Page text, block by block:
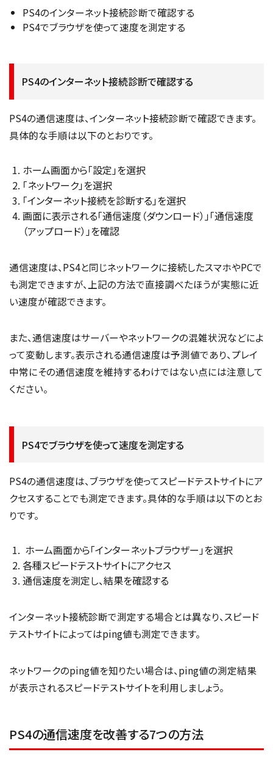
PS4のインターネット接続診断で確認する
PS4でブラウザを使って速度を測定する
PS4のインターネット接続診断で確認する
PS4の通信速度は、インターネット接続診断で確認できます。
具体的な手順は以下のとおりです。
ホーム画面から「設定」を選択
「ネットワーク」を選択
「インターネット接続を診断する」を選択
画面に表示される「通信速度（ダウンロード）」「通信速度
（アップロード）」を確認
通信速度は、PS4と同じネットワークに接続したスマホやPCで
も測定できますが、上記の方法で直接調べたほうが実態に近
い速度が確認できます。
また、通信速度はサーバーやネットワークの混雑状況などによ
って変動します。表示される通信速度は予測値であり、プレイ
中常にその通信速度を維持するわけではない点には注意して
ください。
PS4でブラウザを使って速度を測定する
PS4の通信速度は、ブラウザを使ってスピードテストサイトにア
クセスすることでも測定できます。具体的な手順は以下のとお
りです。
ホーム画面から「インターネットブラウザー」を選択
各種スピードテストサイトにアクセス
通信速度を測定し、結果を確認する
インターネット接続診断で測定する場合とは異なり、スピード
テストサイトによってはping値も測定できます。
ネットワークのping値を知りたい場合は、ping値の測定結果
が表示されるスピードテストサイトを利用しましょう。
PS4の通信速度を改善する7つの方法